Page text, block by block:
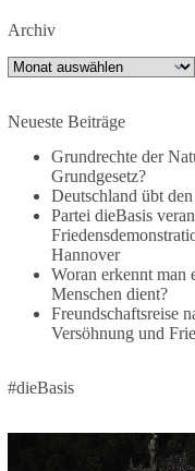
239 36
DieBasis
🕊 Wir wollen den Krieg
Am 20. Juni 2026 fand
Brandenburger Tor die
Motto „Russland ist
Hier ein Auszug aus der
Bundestagsabgeordneten
Revanchismus!“
Archiv
Archiv
Neueste Beiträge
Grundrechte der
Grundgesetz?
Deutschland übt
Partei dieBasis
Hannover
Woran erkennt man
Menschen dient?
Freundschaftsreise
Versöhnung und
#dieBasis